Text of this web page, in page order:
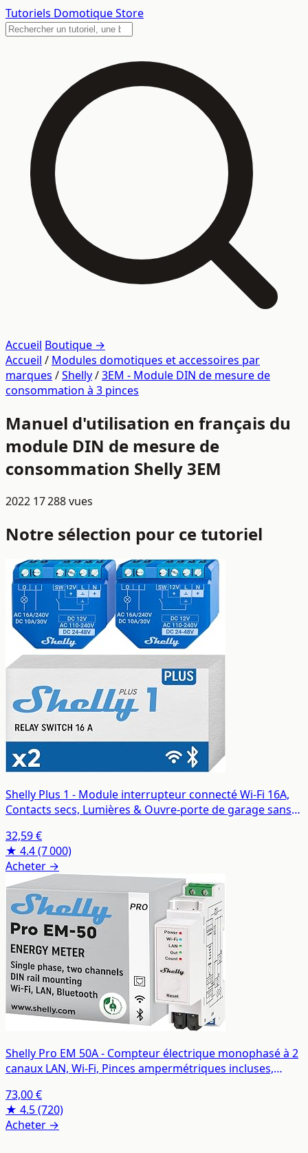
Tutoriels Domotique Store
Accueil Boutique →
Accueil / Modules domotiques et accessoires par
marques /Shelly/3EM - Module DIN de mesure de
consommation à 3 pinces
Manuel d'utilisation en français du
module DIN de mesure de
consommation Shelly 3EM
2022 17 288 vues
Notre sélection pour ce tutoriel
Shelly Plus 1 - Module interrupteur connecté Wi-Fi 16A,
Contacts secs, Lumières & Ouvre-porte de garage sans
de 2
32,59 €
★ 4.4(7 000)
Acheter →
Shelly Pro EM 50A - Compteur électrique monophasé à 2
canaux LAN, Wi-Fi, Pinces ampermétriques incluses,
Énergie photovoltaïque, App iOS Android
73,00 €
★ 4.5(720)
Acheter →